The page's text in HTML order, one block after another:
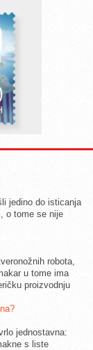
jedino do isticanja
o tome se nije
robota,
u tome ima
proizvodnju
jednostavna:
s liste